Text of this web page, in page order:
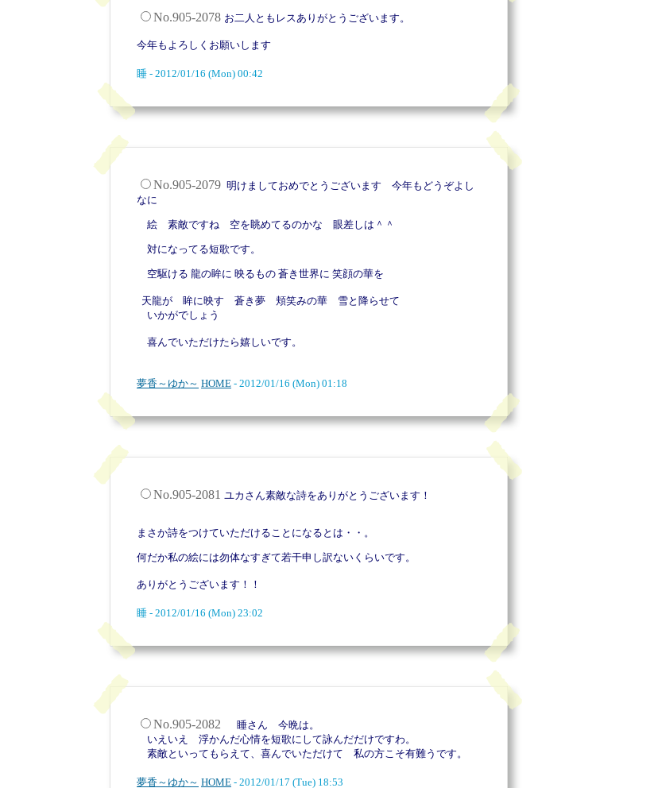
No.905-2078 お二人ともレスありがとうございます。
今年もよろしくお願いします
睡 - 2012/01/16 (Mon) 00:42
No.905-2079 明けましておめでとうございます 今年もどうぞよし
なに
絵 素敵ですね 空を眺めてるのかな 眼差しは＾＾
対になってる短歌です。
空駆ける 龍の眸に 映るもの 蒼き世界に 笑顔の華を
天龍が 眸に映す 蒼き夢 頬笑みの華 雪と降らせて
いかがでしょう
喜んでいただけたら嬉しいです。
夢香～ゆか～ HOME - 2012/01/16 (Mon) 01:18
No.905-2081 ユカさん素敵な詩をありがとうございます！
まさか詩をつけていただけることになるとは・・。
何だか私の絵には勿体なすぎて若干申し訳ないくらいです。
ありがとうございます！！
睡 - 2012/01/16 (Mon) 23:02
No.905-2082
睡さん 今晩は。
いえいえ 浮かんだ心情を短歌にして詠んだだけですわ。
素敵といってもらえて、喜んでいただけて 私の方こそ有難うです。
夢香～ゆか～ HOME - 2012/01/17 (Tue) 18:53